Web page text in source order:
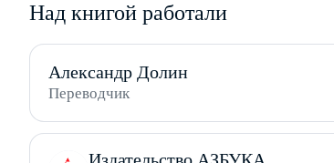
Над книгой работали
Александр Долин
Переводчик